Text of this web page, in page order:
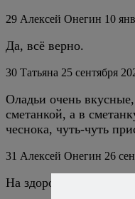
29 Алексей Онегин 10
Да, всё верно.
30 Татьяна 25 сентября
Оладьи очень
сметанкой, а в
чеснока, чуть-чуть
31 Алексей Онегин 26
На здоровье!